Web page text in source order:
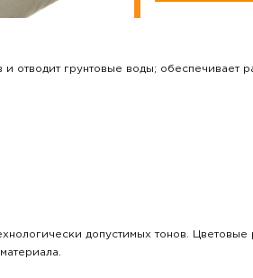
и отводит грунтовые воды; обеспечивает
допустимых тонов. Цветовые